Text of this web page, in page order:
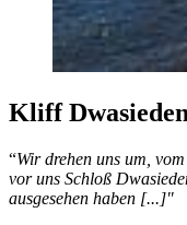
Kliff
“Wir drehen uns um,
vor uns Schloß
ausgesehen haben [...]"